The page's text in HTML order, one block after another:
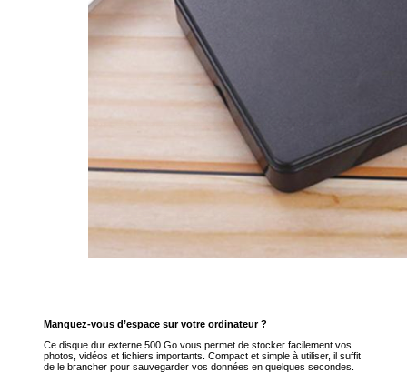
Manquez-vous d’espace sur votre ordinateur ?
Ce disque dur externe 500 Go vous permet de stocker facilement vos
photos, vidéos et fichiers importants. Compact et simple à utiliser, il suffit
de le brancher pour sauvegarder vos données en quelques secondes.